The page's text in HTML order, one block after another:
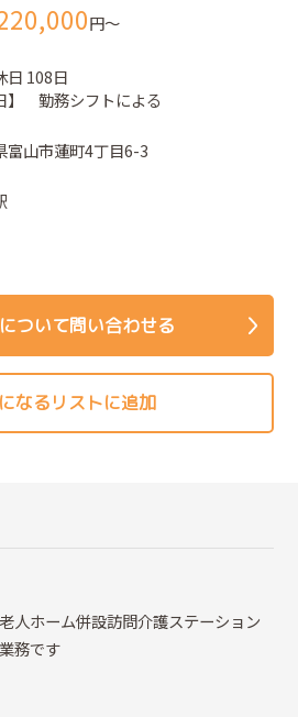
円〜
日 108日
】 勤務シフトによる
富山市蓮町4丁目6-3
ついて問い合わせる
人ホーム併設訪問介護ステーション
務です